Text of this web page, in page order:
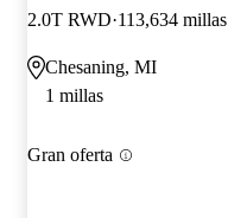
2.0T RWD 113,634 millas
Chesaning, MI
1 millas
Gran oferta